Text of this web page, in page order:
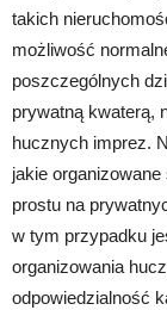
takich
możliwość
poszczególnych
prywatną kwaterą,
hucznych imprez.
jakie
prostu na
w tym przypadku
organizowania
odpowiedzialność